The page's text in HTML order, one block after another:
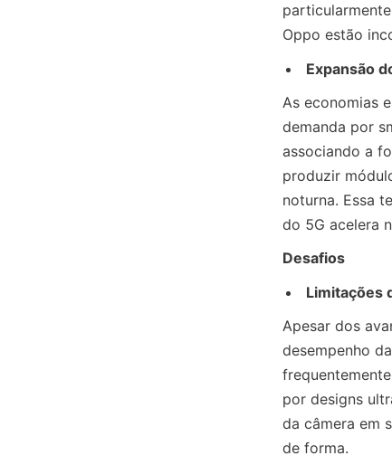
Oppo estão
Expansão
As economias
demanda por
associando a
produzir
noturna. Essa
do 5G acelera
Desafios
Limitações
Apesar dos
desempenho
por designs
da câmera em
de forma.